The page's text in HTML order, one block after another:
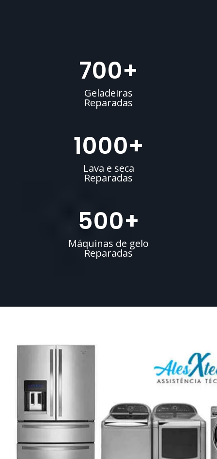
700+
Geladeiras
Reparadas
1000+
Lava e seca
Reparadas
500+
Máquinas de gelo
Reparadas